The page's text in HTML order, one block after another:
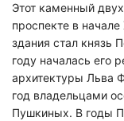
Этот каменный
проспекте в
здания стал князь
году началась его
архитектуры Льва
год владельцами
Пушкиных. В годы